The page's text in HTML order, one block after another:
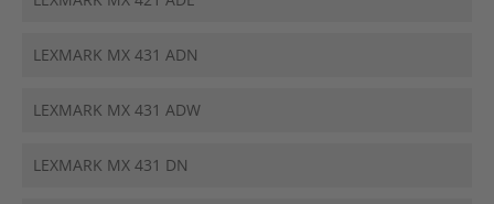
LEXMARK MX 431 ADN
LEXMARK MX 431 ADW
LEXMARK MX 431 DN